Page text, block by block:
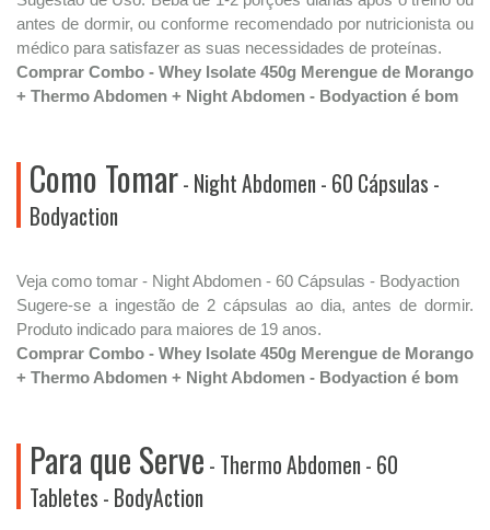
antes de dormir, ou conforme recomendado por nutricionista ou
médico para satisfazer as suas necessidades de proteínas.
Comprar Combo - Whey Isolate 450g Merengue de Morango
+ Thermo Abdomen + Night Abdomen - Bodyaction é bom
Como Tomar- Night Abdomen - 60 Cápsulas -
Bodyaction
Veja como tomar - Night Abdomen - 60 Cápsulas - Bodyaction
Sugere-se a ingestão de 2 cápsulas ao dia, antes de dormir.
Produto indicado para maiores de 19 anos.
Comprar Combo - Whey Isolate 450g Merengue de Morango
+ Thermo Abdomen + Night Abdomen - Bodyaction é bom
Para que Serve - Thermo Abdomen - 60
Tabletes - BodyAction